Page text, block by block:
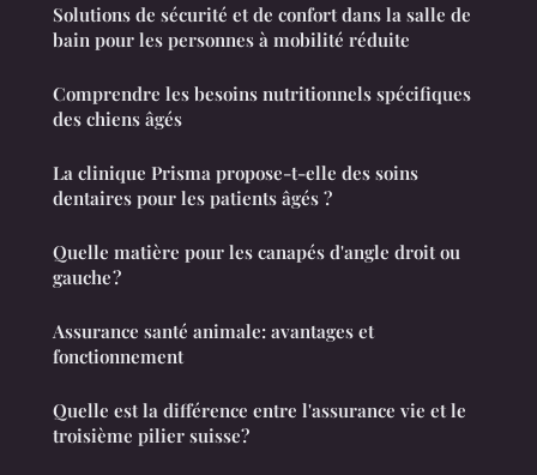
Solutions de sécurité et de confort dans la salle de
bain pour les personnes à mobilité réduite
Comprendre les besoins nutritionnels spécifiques
des chiens âgés
La clinique Prisma propose-t-elle des soins
dentaires pour les patients âgés ?
Quelle matière pour les canapés d'angle droit ou
gauche ?
Assurance santé animale: avantages et
fonctionnement
Quelle est la différence entre l'assurance vie et le
troisième pilier suisse?